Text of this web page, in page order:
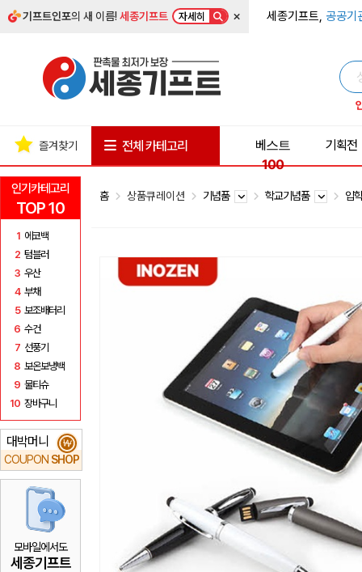
기프트인포의 새 이름!세종기프트 자세히 × 세종기프트, 공공기
인기카테고리
TOP 10
1 에코백
2 텀블러
3 우산
4 부채
5 보조배터리
6 수건
7 선풍기
8 보온보냉백
9 물티슈
10 장바구니
대박머니
COUPON SHOP
₩
모바일에서도
세종기프트
즐겨찾기 전체 카테고리
베스트
100
기획전
홈 상품큐레이션 기념품 학교기념품 입